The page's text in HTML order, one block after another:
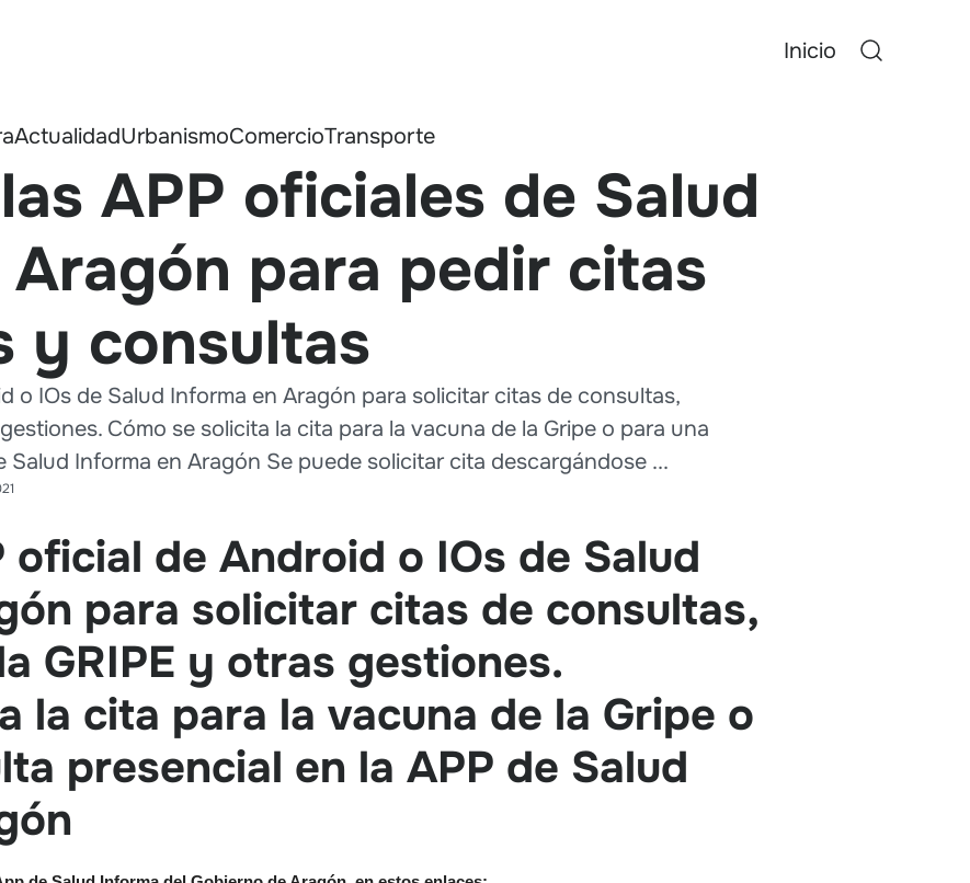
Inicio
ActualidadUrbanismoComercioTransporte
APP oficiales de Salud
para pedir citas
y consultas
o IOs de Salud Informa en Aragón para solicitar citas de consultas,
Cómo se solicita la cita para la vacuna de la Gripe o para una
Salud Informa en Aragón Se puede solicitar cita descargándose ...
oficial de Android o IOs de Salud
para solicitar citas de consultas,
GRIPE y otras gestiones.
la cita para la vacuna de la Gripe o
presencial en la APP de Salud